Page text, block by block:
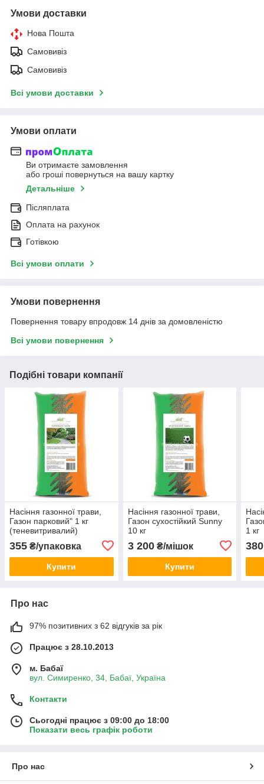
Умови доставки
Нова Пошта
Самовивіз
Самовивіз
Всі умови доставки
Умови оплати
Ви отримаєте замовлення
або гроші повернуться на вашу картку
Детальніше
Післяплата
Оплата на рахунок
Готівкою
Всі умови оплати
Умови повернення
Повернення товару впродовж 14 днів за домовленістю
Всі умови повернення
Подібні товари компанії
Насіння газонної трави,
Газон парковий" 1 кг
(теневитривалий)
355 ₴/упаковка
Купити
Насіння газонної трави,
Газон сухостійкий Sunny
10 кг
3 200₴/мішок
Купити
1 кг
380
Про нас
97% позитивних з 62 відгуків за рік
Працює з 28.10.2013
м. Бабаї
вул. Симиренко, 34, Бабаї, Україна
Контакти
Сьогодні працює з 09:00 до 18:00
Показати весь графік роботи
Про нас